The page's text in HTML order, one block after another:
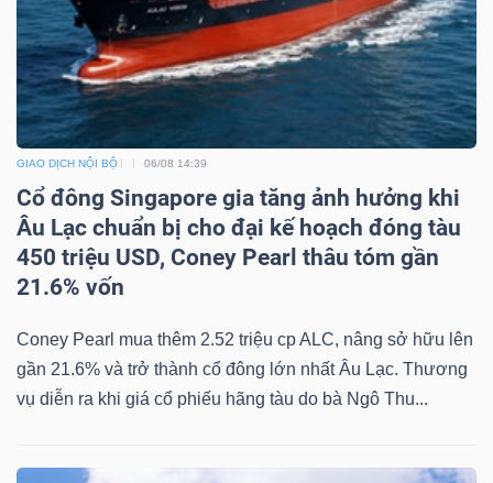
GIAO DỊCH NỘI BỘ 06/08 14:39
Cổ đông Singapore gia tăng ảnh hưởng khi
Âu Lạc chuẩn bị cho đại kế hoạch đóng tàu
450 triệu USD, Coney Pearl thâu tóm gần
21.6% vốn
Coney Pearl mua thêm 2.52 triệu cp ALC, nâng sở hữu lên
gần 21.6% và trở thành cổ đông lớn nhất Âu Lạc. Thương
vụ diễn ra khi giá cổ phiếu hãng tàu do bà Ngô Thu...
Báo
cáo
phân
tích
Thuật
ngữ
Dịch